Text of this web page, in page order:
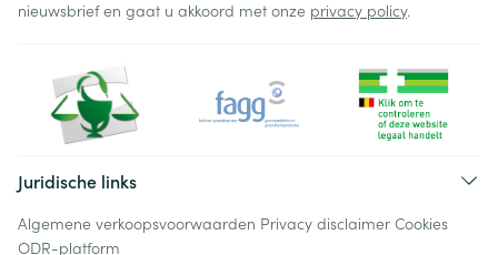
nieuwsbrief en gaat u akkoord met onze privacy policy.
Juridische links
Algemene verkoopsvoorwaarden Privacy disclaimer Cookies
ODR-platform